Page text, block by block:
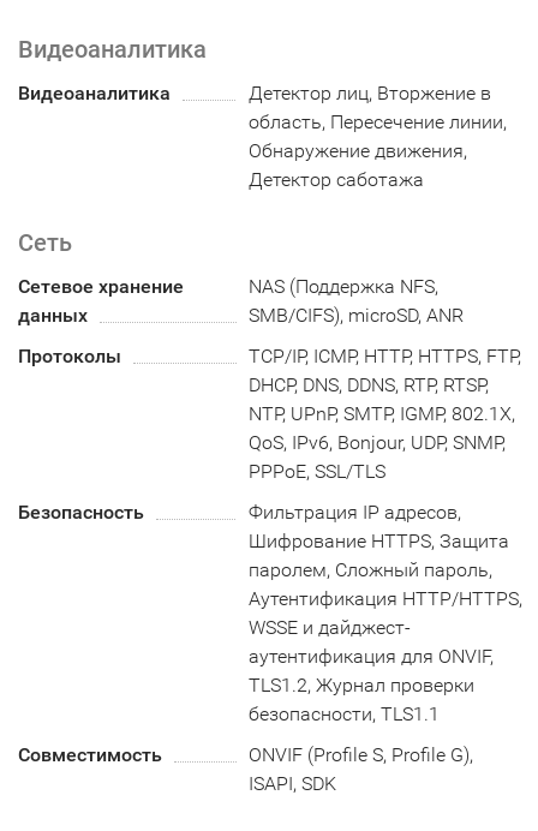
Видеоаналитика
Видеоаналитика
Детектор лиц, Вторжение в
область, Пересечение линии,
Обнаружение движения,
Детектор саботажа
Сеть
Сетевое хранение
данных
NAS (Поддержка NFS,
SMB/CIFS), microSD, ANR
Протоколы
TCP/IP, ICMP, HTTP, HTTPS, FTP,
DHCP, DNS, DDNS, RTP, RTSP,
NTP, UPnP, SMTP, IGMP, 802.1X,
QoS, IPv6, Bonjour, UDP, SNMP,
PPPoE, SSL/TLS
Безопасность
Фильтрация IP адресов,
Шифрование HTTPS, Защита
паролем, Сложный пароль,
Аутентификация HTTP/HTTPS,
WSSE и дайджест-
аутентификация для ONVIF,
TLS1.2, Журнал проверки
безопасности, TLS1.1
Совместимость
ONVIF (Profile S, Profile G),
ISAPI, SDK